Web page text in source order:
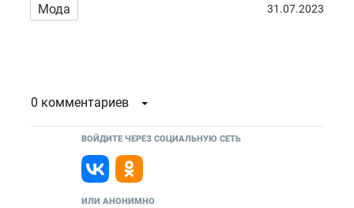
Мода 31.07.2023
0 комментариев
ВОЙДИТЕ ЧЕРЕЗ СОЦИАЛЬНУЮ СЕТЬ
ИЛИ АНОНИМНО